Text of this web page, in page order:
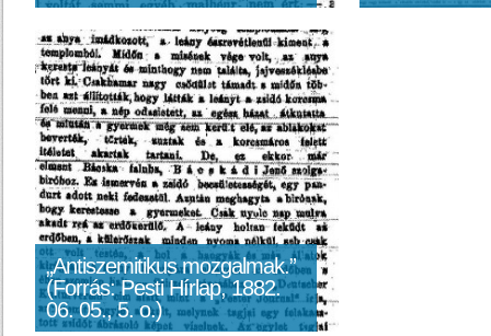
„Antiszemitikus mozgalmak.”
(Forrás: Pesti Hírlap, 1882.
06. 05., 5. o.)